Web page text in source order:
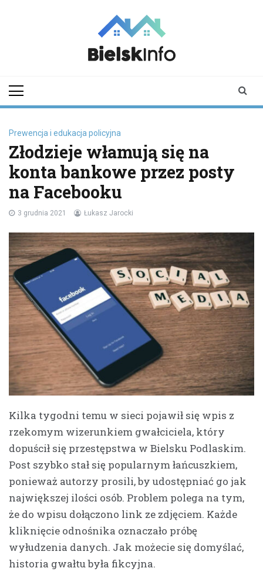
Podlaskiego i
Prewencja i edukacja policyjna
Złodzieje włamują się na
konta bankowe przez posty
na Facebooku
3 grudnia 2021 Łukasz Jarocki
Kilka tygodni temu w sieci pojawił się wpis z
rzekomym wizerunkiem gwałciciela, który
dopuścił się przestępstwa w Bielsku Podlaskim.
Post szybko stał się popularnym łańcuszkiem,
ponieważ autorzy prosili, by udostępniać go jak
największej ilości osób. Problem polega na tym,
że do wpisu dołączono link ze zdjęciem. Każde
kliknięcie odnośnika oznaczało próbę
wyłudzenia danych. Jak możecie się domyślać,
historia gwałtu była fikcyjna.